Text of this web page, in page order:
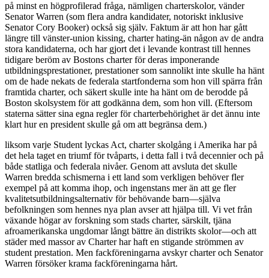
på minst en högprofilerad fråga, nämligen charterskolor, vänder
Senator Warren (som flera andra kandidater, notoriskt inklusive
Senator Cory Booker) också sig själv. Faktum är att hon har gått
längre till vänster-union kissing, charter hating-än någon av de andra
stora kandidaterna, och har gjort det i levande kontrast till hennes
tidigare beröm av Bostons charter för deras imponerande
utbildningsprestationer, prestationer som sannolikt inte skulle ha hänt
om de hade nekats de federala startfonderna som hon vill spärra från
framtida charter, och säkert skulle inte ha hänt om de berodde på
Boston skolsystem för att godkänna dem, som hon vill. (Eftersom
staterna sätter sina egna regler för charterbehörighet är det ännu inte
klart hur en president skulle gå om att begränsa dem.)
liksom varje Student lyckas Act, charter skolgång i Amerika har på
det hela taget en triumf för tvåparts, i detta fall i två decennier och på
både statliga och federala nivåer. Genom att avsluta det skulle
Warren bredda schismerna i ett land som verkligen behöver fler
exempel på att komma ihop, och ingenstans mer än att ge fler
kvalitetsutbildningsalternativ för behövande barn—själva
befolkningen som hennes nya plan avser att hjälpa till. Vi vet från
växande högar av forskning som stads charter, särskilt, tjäna
afroamerikanska ungdomar långt bättre än distrikts skolor—och att
städer med massor av Charter har haft en stigande strömmen av
student prestation. Men fackföreningarna avskyr charter och Senator
Warren försöker krama fackföreningarna hårt.